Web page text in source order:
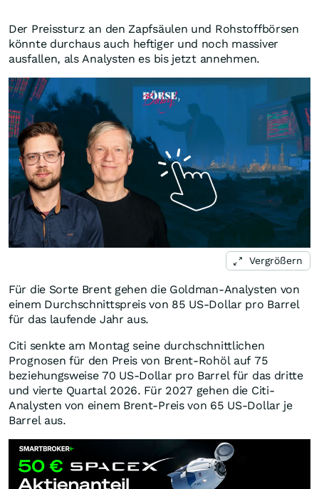
Der Preissturz an den Zapfsäulen und Rohstoffbörsen
könnte durchaus auch heftiger und noch massiver
ausfallen, als Analysten es bis jetzt annehmen.
Vergrößern
Für die Sorte Brent gehen die Goldman-Analysten von
einem Durchschnittspreis von 85 US-Dollar pro Barrel
für das laufende Jahr aus.
Citi senkte am Montag seine durchschnittlichen
Prognosen für den Preis von Brent-Rohöl auf 75
beziehungsweise 70 US-Dollar pro Barrel für das dritte
und vierte Quartal 2026. Für 2027 gehen die Citi-
Analysten von einem Brent-Preis von 65 US-Dollar je
Barrel aus.